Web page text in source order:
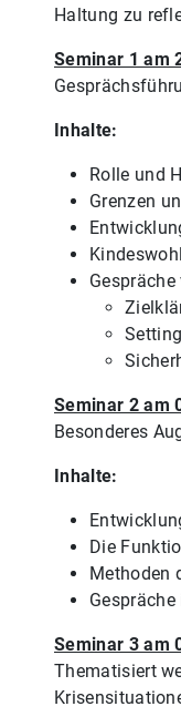
Haltung zu
Seminar 1 am
Inhalte:
Rolle und
Grenzen
Seminar 2 am
Besonderes
Inhalte:
Die
Methoden
Seminar 3 am
Thematisiert